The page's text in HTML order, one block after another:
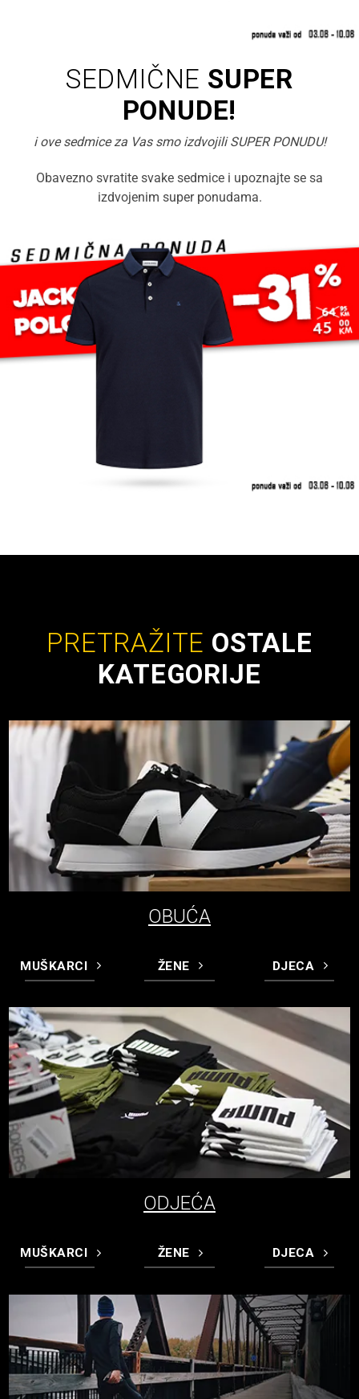
SEDMIČNE SUPER
PONUDE!
i ove sedmice za Vas smo izdvojili SUPER PONUDU!
Obavezno svratite svake sedmice i upoznajte se sa
izdvojenim super ponudama.
PRETRAŽITE OSTALE
KATEGORIJE
OBUĆA
MUŠKARCI ŽENE DJECA
ODJEĆA
MUŠKARCI ŽENE DJECA